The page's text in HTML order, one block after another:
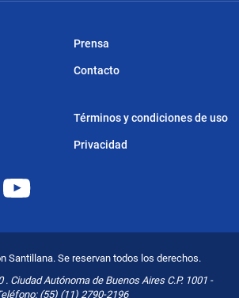
Prensa
Contacto
Términos y condiciones de uso
Privacidad
Santillana. Se reservan todos los derechos.
. Ciudad Autónoma de Buenos Aires C.P. 1001 -
(55) (11) 2790-2196